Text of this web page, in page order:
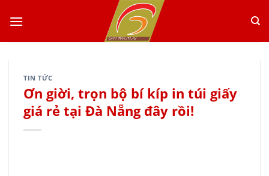
TIN TỨC
Ơn giời, trọn bộ bí kíp in túi giấy
giá rẻ tại Đà Nẵng đây rồi!